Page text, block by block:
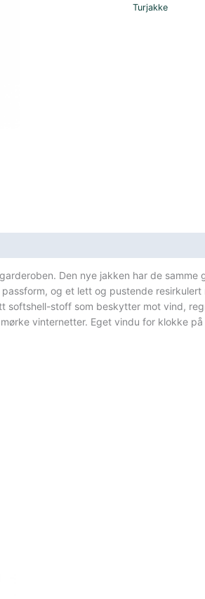
Turjakke
Den nye jakken har de
og et lett og pustende resirkulert
stoff som beskytter mot vind,
vinternetter. Eget vindu for klokke